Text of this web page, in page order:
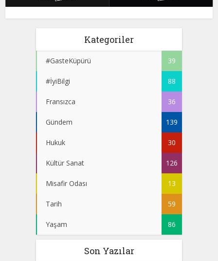
Kategoriler
#GasteKüpürü 39
#İyiBilgi 88
Fransızca 36
Gündem 139
Hukuk 30
Kültür Sanat 126
Misafir Odası 13
Tarih 59
Yaşam 86
Son Yazılar